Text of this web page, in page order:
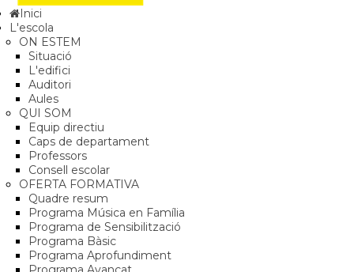
Inici
L'escola
ON ESTEM
Situació
L'edifici
Auditori
Aules
QUI SOM
Equip directiu
Caps de departament
Professors
Consell escolar
OFERTA FORMATIVA
Quadre resum
Programa Música en Família
Programa de Sensibilització
Programa Bàsic
Programa Aprofundiment